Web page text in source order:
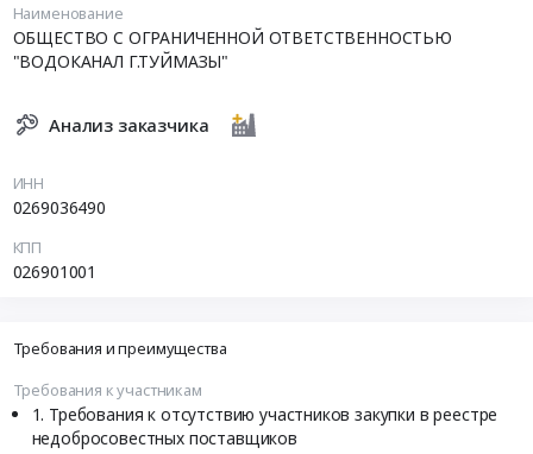
Наименование
ОБЩЕСТВО С ОГРАНИЧЕННОЙ ОТВЕТСТВЕННОСТЬЮ
"ВОДОКАНАЛ Г.ТУЙМАЗЫ"
Анализ заказчика
ИНН
0269036490
КПП
026901001
Требования и преимущества
Требования к участникам
Требования к отсутствию участников закупки в реестре
недобросовестных поставщиков